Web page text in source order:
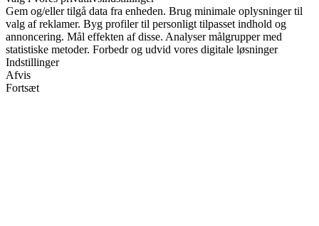
Gem og/eller tilgå data fra enheden. Brug minimale oplysninger til
valg af reklamer. Byg profiler til personligt tilpasset indhold og
annoncering. Mål effekten af disse. Analyser målgrupper med
statistiske metoder. Forbedr og udvid vores digitale løsninger
Indstillinger
Afvis
Fortsæt